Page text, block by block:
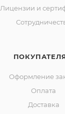
Лицензии и
Оформление
Оплата
Доставка